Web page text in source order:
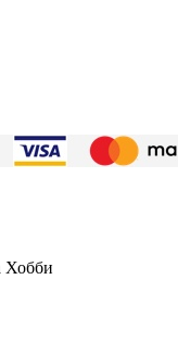
Хобби